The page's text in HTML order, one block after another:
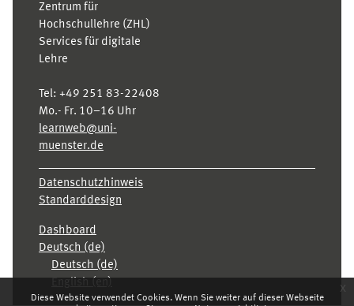
Diese Website verwendet Cookies. Wenn Sie weiter auf dieser Webseite
x
Zentrum für
Hochschullehre (ZHL)
Services für digitale
Lehre
Tel: +49 251 83-22408
Mo.- Fr. 10–16 Uhr
learnweb@uni-
muenster.de
Datenschutzhinweis
Standarddesign
Dashboard
Deutsch ‎(de)‎
Deutsch ‎(de)‎